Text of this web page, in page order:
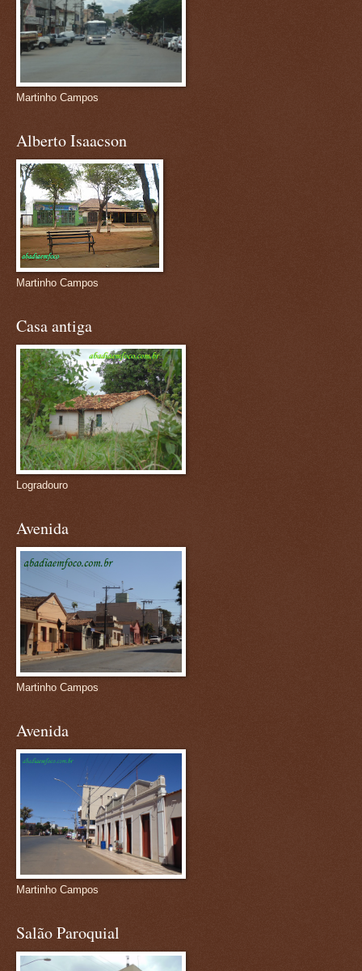
Martinho Campos
Alberto Isaacson
Martinho Campos
Casa antiga
Logradouro
Avenida
Martinho Campos
Avenida
Martinho Campos
Salão Paroquial